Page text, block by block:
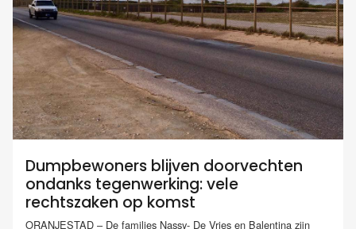
Dumpbewoners blijven doorvechten
ondanks tegenwerking: vele
rechtszaken op komst
ORANJESTAD – De families Nassy- De Vries en Balentina zijn